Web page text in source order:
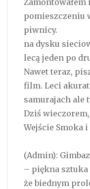
pomieszczeniu
piwnicy.
na dysku
lecą jeden po
Nawet teraz,
film. Leci
samurajach ale
Dziś
Wejście Smoka
(Admin):
– piękna
że biednym